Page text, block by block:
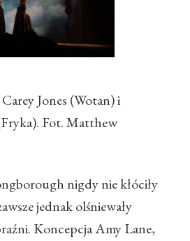
Jones (Wotan) i
Fot. Matthew
nigdy nie kłóciły
jednak olśniewały
Koncepcja Amy Lane,